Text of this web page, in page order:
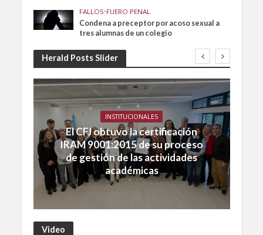
FALLOS•FUERO PENAL
Condena a preceptor por acoso sexual a
tres alumnas de un colegio
Herald Posts Slider
INSTITUCIONALES
El CFJ obtuvo la certificación
IRAM 9001:2015 de su proceso
de gestión de las actividades
académicas
Video